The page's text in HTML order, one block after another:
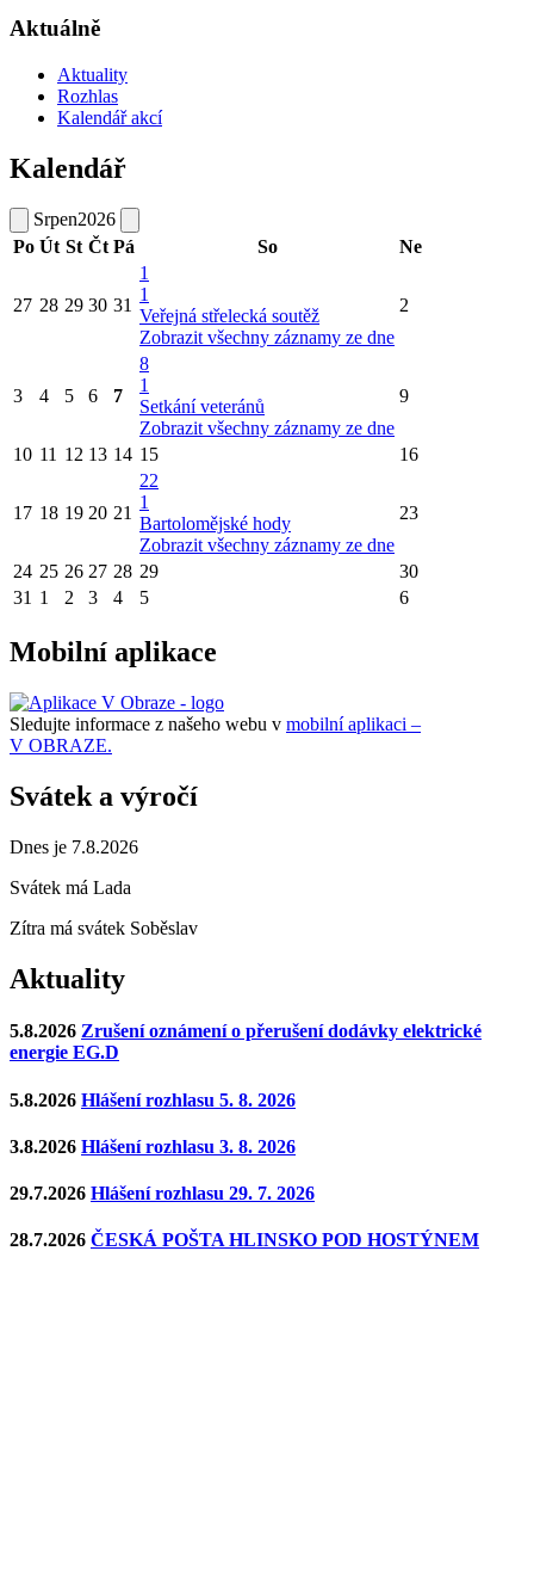
Aktuálně
Aktuality
Rozhlas
Kalendář akcí
Kalendář
Srpen2026
Po Út St Čt Pá So Ne
27 28 29 30 31
1
1
Veřejná střelecká soutěž
Zobrazit všechny záznamy ze dne
2
3 4 5 6 7
8
1
Setkání veteránů
Zobrazit všechny záznamy ze dne
9
10 11 12 13 14 15 16
17 18 19 20 21
22
1
Bartolomějské hody
Zobrazit všechny záznamy ze dne
23
24 25 26 27 28 29
30
31 1 2 3 4 5 6
Mobilní aplikace
Sledujte informace z našeho webu v mobilní aplikaci –
V OBRAZE.
Svátek a výročí
Dnes je 7.8.2026
Svátek má Lada
Zítra má svátek Soběslav
Aktuality
5.8.2026 Zrušení oznámení o přerušení dodávky elektrické
energie EG.D
5.8.2026 Hlášení rozhlasu 5. 8. 2026
3.8.2026 Hlášení rozhlasu 3. 8. 2026
29.7.2026 Hlášení rozhlasu 29. 7. 2026
28.7.2026 ČESKÁ POŠTA HLINSKO POD HOSTÝNEM